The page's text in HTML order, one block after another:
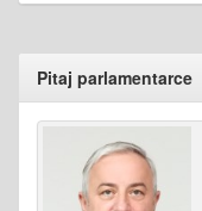
Pitaj parlamentarce